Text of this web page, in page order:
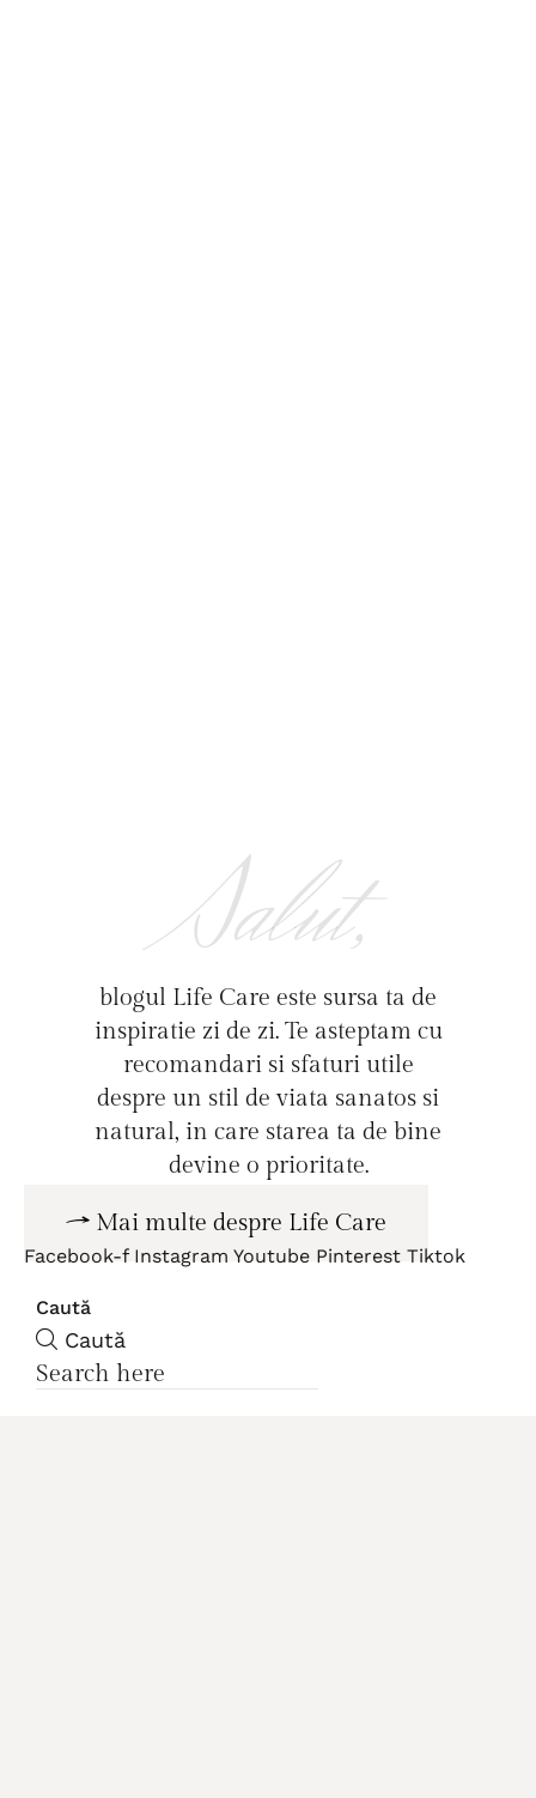
Salut,
blogul Life Care este sursa ta de
inspiratie zi de zi. Te asteptam cu
recomandari si sfaturi utile
despre un stil de viata sanatos si
natural, in care starea ta de bine
devine o prioritate.
Mai multe despre Life Care
Facebook-f Instagram Youtube Pinterest Tiktok
Caută
Caută